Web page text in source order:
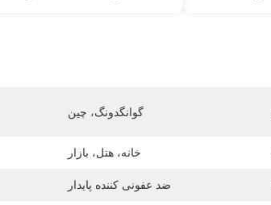
گوانگدونگ، چین
خانه، هتل، بازار
ضد عفونی کننده پایدار